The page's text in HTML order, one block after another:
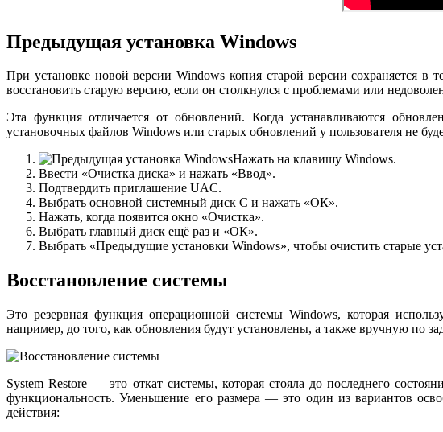
Предыдущая установка Windows
При установке новой версии Windows копия старой версии сохраняется в
восстановить старую версию, если он столкнулся с проблемами или
Эта функция отличается от обновлений. Когда устанавливаются
установочных файлов Windows или старых обновлений у пользователя не
Нажать на клавишу Windows.
Ввести «Очистка диска» и нажать «Ввод».
Подтвердить приглашение UAC.
Выбрать основной системный диск С и нажать «ОК».
Нажать, когда появится окно «Очистка».
Выбрать главный диск ещё раз и «ОК».
Выбрать «Предыдущие установки Windows», чтобы очистить старые
Восстановление системы
Это резервная функция операционной системы Windows, которая
например, до того, как обновления будут установлены, а также вручную по
System Restore — это откат системы, которая стояла до последнего
функциональность. Уменьшение его размера — это один из вариантов
действия: